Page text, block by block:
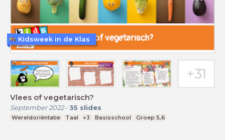
Vlees of vegetarisch?
September 2022- 35 slides
Wereldoriëntatie Taal +3 Basisschool Groep 5,6
Kidsweek in de Klas